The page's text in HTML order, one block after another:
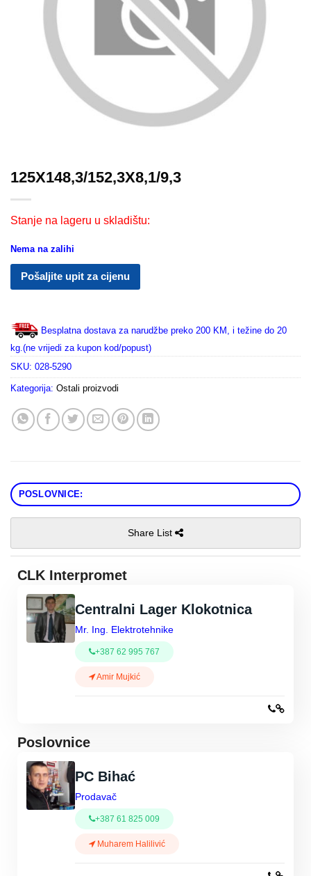
125X148,3/152,3X8,1/9,3
Stanje na lageru u skladištu:
Nema na zalihi
Pošaljite upit za cijenu
Besplatna dostava za narudžbe preko 200 KM, i težine do 20
kg.(ne vrijedi za kupon kod/popust)
SKU: 028-5290
Kategorija: Ostali proizvodi
POSLOVNICE:
Share List
CLK Interpromet
Centralni Lager Klokotnica
Mr. Ing. Elektrotehnike
+387 62 995 767
Amir Mujkić
Poslovnice
PC Bihać
Prodavač
+387 61 825 009
Muharem Halilivić